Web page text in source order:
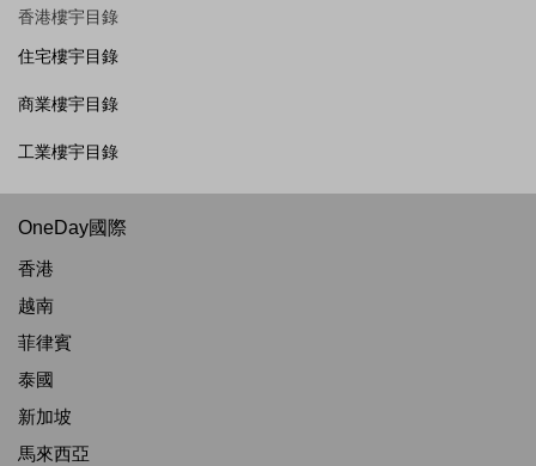
香港樓宇目錄
住宅樓宇目錄
商業樓宇目錄
工業樓宇目錄
OneDay國際
香港
越南
菲律賓
泰國
新加坡
馬來西亞